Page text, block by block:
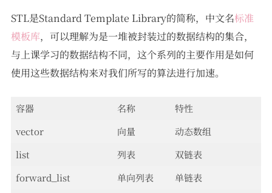
STL是Standard Template Library的简称，中文名标准
模板库，可以理解为是一堆被封装过的数据结构的集合，
与上课学习的数据结构不同，这个系列的主要作用是如何
使用这些数据结构来对我们所写的算法进行加速。
容器 名称
特性
vector
向量
动态数组
list
列表
双链表
forward_list
单向列表
单链表